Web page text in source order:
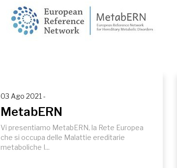
03 Ago 2021 -
MetabERN
Vi presentiamo MetabERN, la Rete Europea
che si occupa delle Malattie ereditarie
metaboliche I...